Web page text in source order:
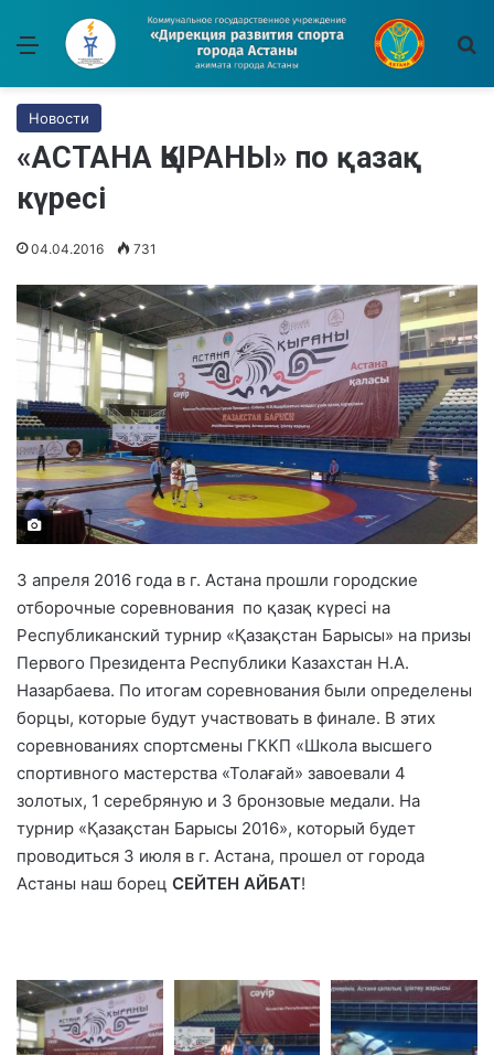
Меню
Новости
«АСТАНА ҚЫРАНЫ» по қазақ
күресі
04.04.2016 731
3 апреля 2016 года в г. Астана прошли городские
отборочные соревнования по қазақ күресі на
Республиканский турнир «Қазақстан Барысы» на призы
Первого Президента Республики Казахстан Н.А.
Назарбаева. По итогам соревнования были определены
борцы, которые будут участвовать в финале. В этих
соревнованиях спортсмены ГККП «Школа высшего
спортивного мастерства «Толағай» завоевали 4
золотых, 1 серебряную и 3 бронзовые медали. На
турнир «Қазақстан Барысы 2016», который будет
проводиться 3 июля в г. Астана, прошел от города
Астаны наш борец СЕЙТЕН АЙБАТ!